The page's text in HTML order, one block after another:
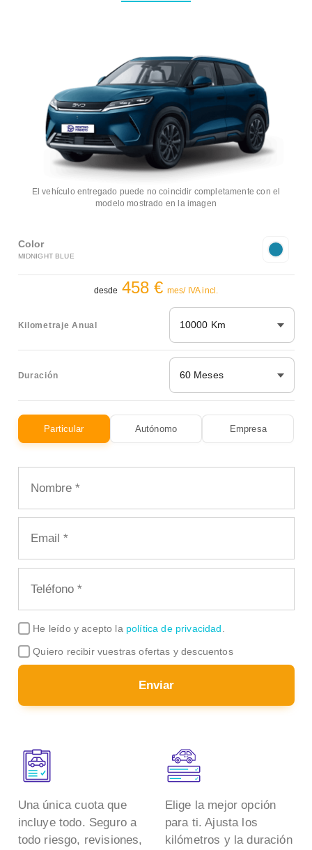
El vehículo entregado puede no coincidir completamente con el
modelo mostrado en la imagen
Color
MIDNIGHT BLUE
desde 458 € mes/ IVA incl.
Kilometraje Anual 10000 Km
Duración 60 Meses
Particular Autónomo Empresa
He leído y acepto la política de privacidad
Quiero recibir vuestras ofertas y descuentos
Enviar
Una única cuota que
incluye todo. Seguro a
todo riesgo, revisiones,
Elige la mejor opción
para ti. Ajusta los
kilómetros y la duración